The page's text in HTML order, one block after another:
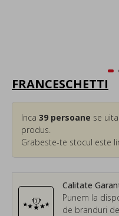
FRANCESCHETTI
Calitate
Punem la
de branduri
Inca 39 persoane se
produs.
Grabeste-te stocul este